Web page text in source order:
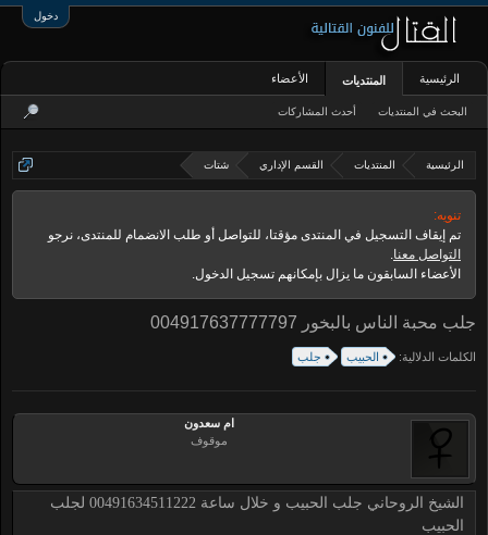
دخول
الرئيسية المنتديات القسم الإداري شتات
تنويه:
تم إيقاف التسجيل في المنتدى مؤقتا، للتواصل أو طلب الانضمام للمنتدى، نرجو
التواصل معنا.
الأعضاء السابقون ما يزال بإمكانهم تسجيل الدخول.
جلب محبة الناس بالبخور 004917637777797
الكلمات الدلالية: الحبيب جلب
ام سعدون
موقوف
الشيخ الروحاني جلب الحبيب و خلال ساعة 00491634511222 لجلب
الحبيب
الرئيسية المنتديات
البحث في المنتديات أحدث المشاركات
الأعضاء